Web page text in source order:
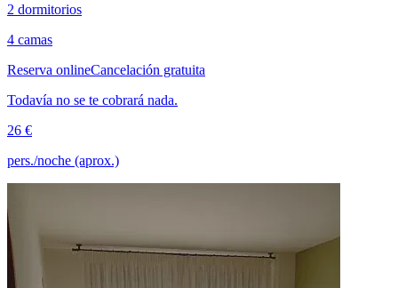
2 dormitorios
4 camas
Reserva onlineCancelación gratuita
Todavía no se te cobrará nada.
26 €
pers./noche (aprox.)